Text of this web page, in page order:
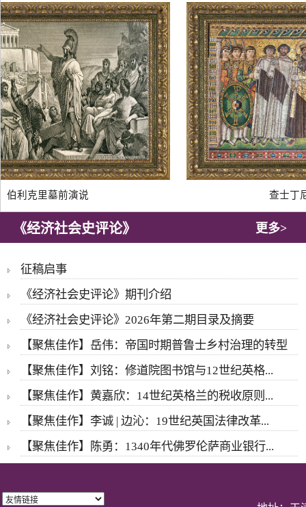
利克里墓前演说 查士丁尼
《经济社会史评论》 更多>
征稿启事
《经济社会史评论》期刊介绍
《经济社会史评论》2026年第二期目录及摘要
【聚焦佳作】岳伟：帝国时期普鲁士乡村治理的转型
【聚焦佳作】刘铭：修道院图书馆与12世纪英格...
【聚焦佳作】黄嘉欣：14世纪英格兰的税收原则...
【聚焦佳作】李诚 | 边沁：19世纪英国法律改革...
【聚焦佳作】陈勇：1340年代佛罗伦萨商业银行...